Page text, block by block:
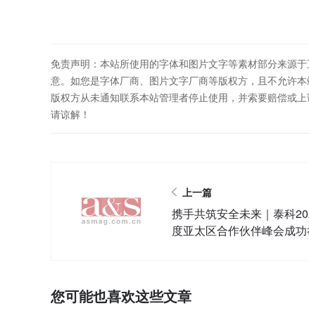
免责声明：本站所使用的字体和图片文字等素材部分来源
意。如您是字体厂商、图片文字厂商等版权方，且不允许
版权方从未通知联系本站管理者停止使用，并索要赔偿或
请谅解！
上一篇
携手共筑安全未来｜泰科
度亚太区合作伙伴峰会成
您可能也喜欢这些文章